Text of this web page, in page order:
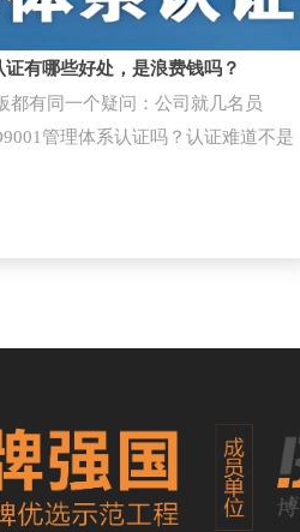
有哪些好处，是浪费钱吗？
都有同一个疑问：公司就几名员
管理体系认证​吗？认证难道不是